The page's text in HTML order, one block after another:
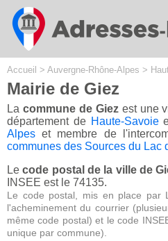
Accueil > Auvergne-Rhône-Alpes >
Mairie de Giez
La commune de Giezest une
département de Haute-Savoie
Alpes et membre de
communes des Sources du Lac
Lecode postal de la ville de
INSEE est le 74135.
Le code postal, mis en place par
l'acheminement du courrier
même code postal) et le code
unique par commune).
Cookies management panel